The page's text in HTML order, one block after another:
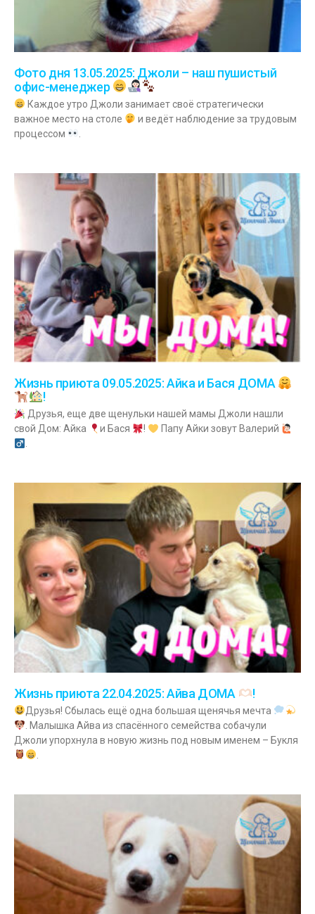
Фото дня 13.05.2025: Джоли – наш пушистый
офис-менеджер
Каждое утро Джоли занимает своё стратегически
важное место на столе
и ведёт наблюдение за трудовым
процессом
Жизнь приюта 09.05.2025: Айка и Бася ДОМА
!
Друзья, еще две щенульки нашей мамы Джоли нашли
свой Дом: Айка
и Бася !
Папу Айки зовут Валерий
.
Жизнь приюта 22.04.2025: Айва ДОМА !
Друзья! Сбылась ещё одна большая щенячья мечта
. Малышка Айва из спасённого семейства собачули
Джоли упорхнула в новую жизнь под новым именем – Букля